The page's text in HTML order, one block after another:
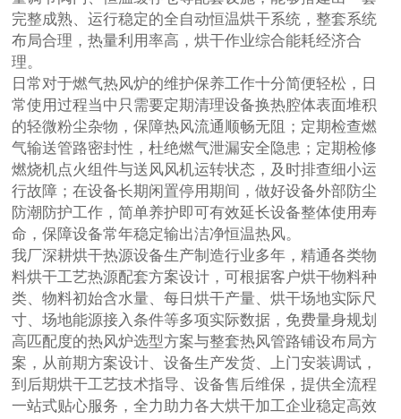
完整成熟、运行稳定的全自动恒温烘干系统，整套系统
布局合理，热量利用率高，烘干作业综合能耗经济合
理。
日常对于燃气热风炉的维护保养工作十分简便轻松，日
常使用过程当中只需要定期清理设备换热腔体表面堆积
的轻微粉尘杂物，保障热风流通顺畅无阻；定期检查燃
气输送管路密封性，杜绝燃气泄漏安全隐患；定期检修
燃烧机点火组件与送风风机运转状态，及时排查细小运
行故障；在设备长期闲置停用期间，做好设备外部防尘
防潮防护工作，简单养护即可有效延长设备整体使用寿
命，保障设备常年稳定输出洁净恒温热风。
我厂深耕烘干热源设备生产制造行业多年，精通各类物
料烘干工艺热源配套方案设计，可根据客户烘干物料种
类、物料初始含水量、每日烘干产量、烘干场地实际尺
寸、场地能源接入条件等多项实际数据，免费量身规划
高匹配度的热风炉选型方案与整套热风管路铺设布局方
案，从前期方案设计、设备生产发货、上门安装调试，
到后期烘干工艺技术指导、设备售后维保，提供全流程
一站式贴心服务，全力助力各大烘干加工企业稳定高效